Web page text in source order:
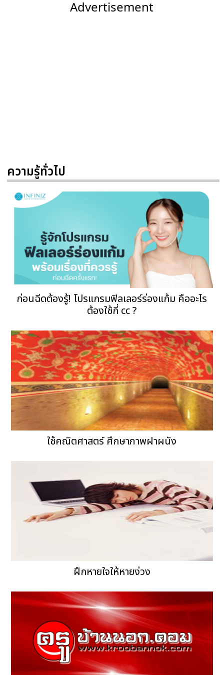
Advertisement
ความรู้ทั่วไป
ก่อนฉีดต้องรู้! โปรแกรมฟิลเลอร์ร่องแก้ม คืออะไร
ต้องใช้กี่ cc ?
ใช้คณิตศาสตร์ ศึกษาภาพฝาผนัง
ฝึกหายใจให้หายง่วง